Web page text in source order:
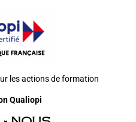
les actions de formation
Qualiopi